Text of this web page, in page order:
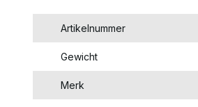
Artikelnummer
Gewicht
Merk